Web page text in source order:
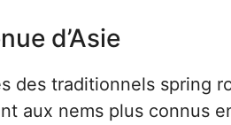
d’Asie
des traditionnels spring
aux nems plus connus